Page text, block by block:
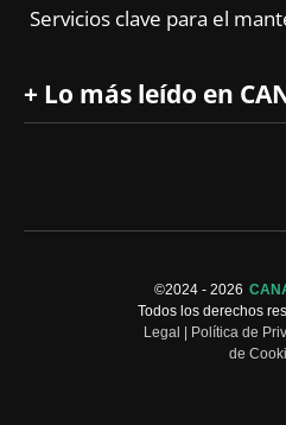
Servicios clave para el
+ Lo más leído en
©2024 - 2026
Todos los derechos
Legal | Política de
de